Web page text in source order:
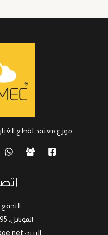
موزع معتمد لقطع الغيار
الموبايل: 7695-225-0101
البريد: info@opelgarage.net